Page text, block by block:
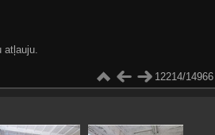
12214/14966